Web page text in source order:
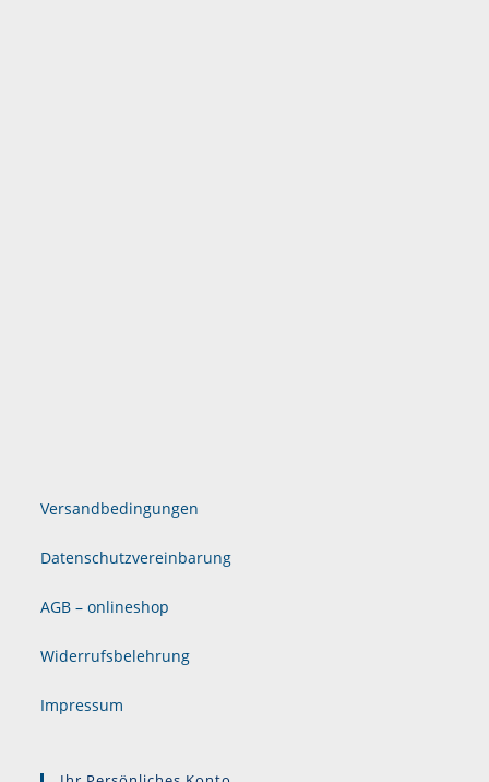
Versandbedingungen
Datenschutzvereinbarung
AGB – onlineshop
Widerrufsbelehrung
Impressum